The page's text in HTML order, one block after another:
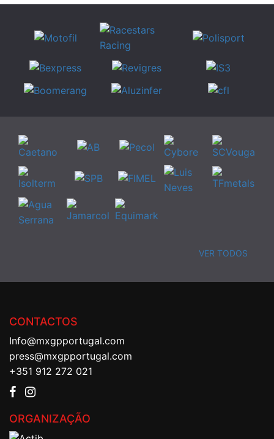
VER TODOS
CONTACTOS
Info@mxgpportugal.com
press@mxgpportugal.com
+351 912 272 021
ORGANIZAÇÃO